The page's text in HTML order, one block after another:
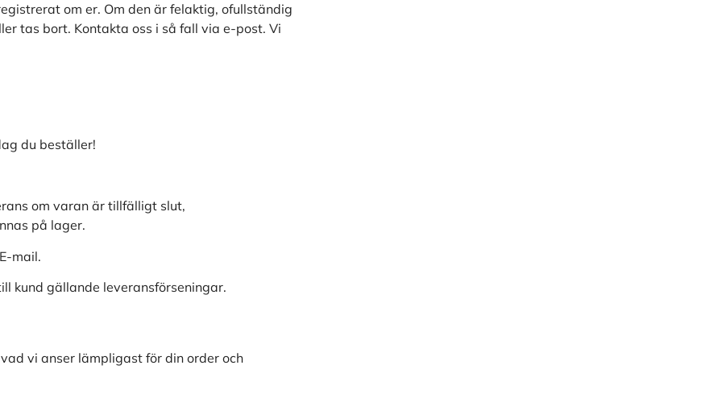
om er. Om den är felaktig, ofullständig
tas bort. Kontakta oss i så fall via e-post. Vi
du beställer!
om varan är tillfälligt slut,
på lager.
mail.
kund gällande leveransförseningar.
vi anser lämpligast för din order och